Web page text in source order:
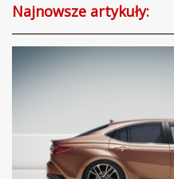
Najnowsze artykuły: